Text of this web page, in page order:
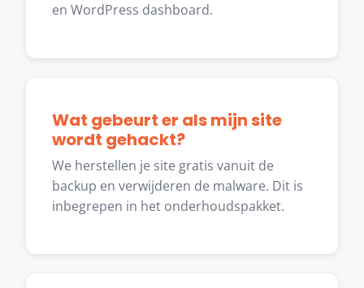
en WordPress dashboard.
Wat gebeurt er als mijn site
wordt gehackt?
We herstellen je site gratis vanuit de
backup en verwijderen de malware. Dit is
inbegrepen in het onderhoudspakket.